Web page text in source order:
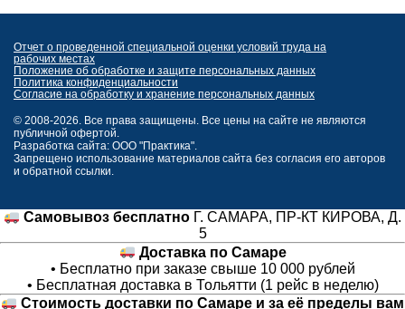
Отчет о проведенной специальной оценки условий труда на
рабочих местах
Положение об обработке и защите персональных данных
Политика конфиденциальности
Согласие на обработку и хранение персональных данных
© 2008-2026. Все права защищены. Все цены на сайте не являются
публичной офертой.
Разработка сайта: ООО "Практика".
Запрещено использование материалов сайта без согласия его авторов
и обратной ссылки.
Самовывоз бесплатно Г. САМАРА, ПР-КТ КИРОВА, Д.
5
Доставка по Самаре
• Бесплатно при заказе свыше 10 000 рублей
• Бесплатная доставка в Тольятти (1 рейс в неделю)
Стоимость доставки по Самаре и за её пределы вам